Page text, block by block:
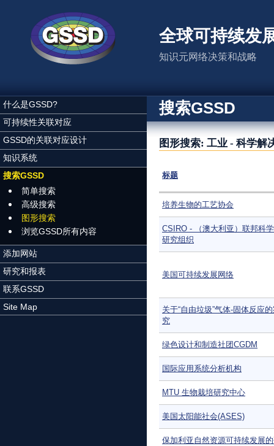
全球可持续发
知识元网络决策和战略
什么是GSSD?
可持续性关联对应
GSSD的关联对应设计
知识系统
搜索GSSD
简单搜索
高级搜索
图形搜索
浏览GSSD所有内容
添加网站
研究和报表
联系GSSD
Site Map
搜索GSSD
图形搜索: 工业 - 科学解
标题
培养生物的工艺协会
CSIRO - （澳大利亚）联邦科
研究组织
美国可持续发展网络
关于“自由垃圾”气体-固体反应
究
绿色设计和制造社团CGDM
国际应用系统分析机构
MTU 生物栽培研究中心
美国太阳能社会(ASES)
保加利亚自然资源可持续发展